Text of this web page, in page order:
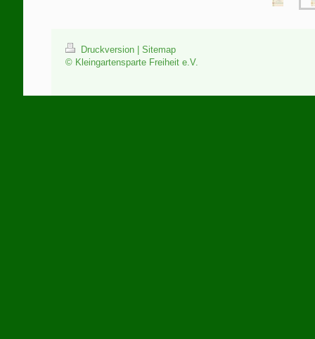
Druckversion
Sitemap
© Kleingartensparte Freiheit e.V.